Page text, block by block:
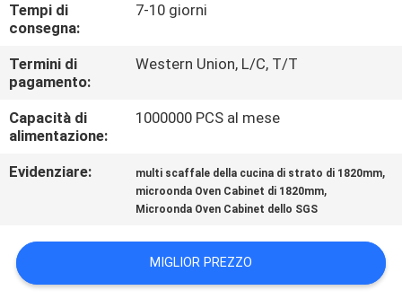
CONTATTICI
RICHIEDA
UNA
DEL
SITO
Tempi di
consegna:
7-10 giorni
Termini di
pagamento:
Western Union, L/C, T/T
Capacità di
alimentazione:
1000000 PCS al mese
Evidenziare: multi scaffale della cucina di strato di 1820mm,
microonda Oven Cabinet di 1820mm,
Microonda Oven Cabinet dello SGS
MIGLIOR PREZZO